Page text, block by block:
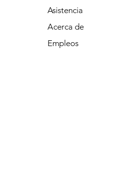
Asistencia
Acerca de
Empleos